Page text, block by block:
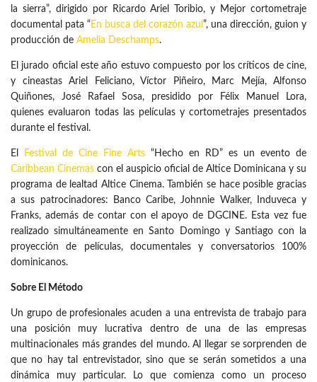
la sierra”, dirigido por Ricardo Ariel Toribio, y Mejor cortometraje
documental pata “ En busca del corazón azul ”, una dirección, guion y
producción de Amelia Deschamps.
El jurado oficial este año estuvo compuesto por los críticos de cine,
y cineastas Ariel Feliciano, Víctor Piñeiro, Marc Mejía, Alfonso
Quiñones, José Rafael Sosa, presidido por Félix Manuel Lora,
quienes evaluaron todas las películas y cortometrajes presentados
durante el festival.
El Festival de Cine Fine Arts “Hecho en RD” es un evento de
Caribbean Cinemas con el auspicio oficial de Altice Dominicana y su
programa de lealtad Altice Cinema. También se hace posible gracias
a sus patrocinadores: Banco Caribe, Johnnie Walker, Induveca y
Franks, además de contar con el apoyo de DGCINE. Esta vez fue
realizado simultáneamente en Santo Domingo y Santiago con la
proyección de películas, documentales y conversatorios 100%
dominicanos.
Sobre El Método
Un grupo de profesionales acuden a una entrevista de trabajo para
una posición muy lucrativa dentro de una de las empresas
multinacionales más grandes del mundo. Al llegar se sorprenden de
que no hay tal entrevistador, sino que se serán sometidos a una
dinámica muy particular. Lo que comienza como un proceso